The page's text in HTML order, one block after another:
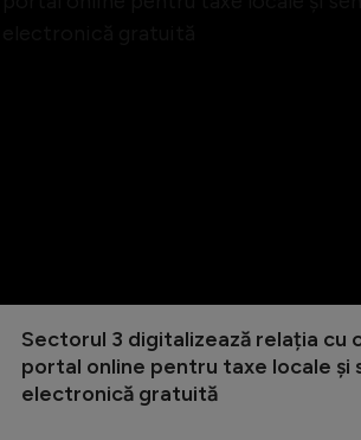
Sectorul 3 digitalizează relația cu
portal online pentru taxe locale și
electronică gratuită